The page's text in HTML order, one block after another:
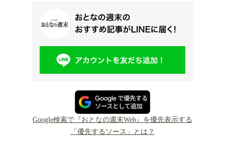
Google検索で『おとなの週末Web』を優先表示する
「優先するソース」とは？